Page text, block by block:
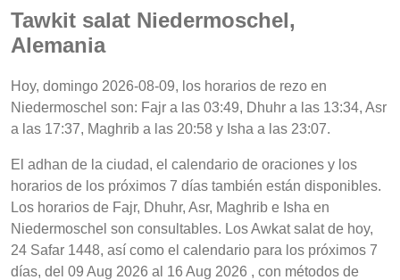
Tawkit salat Niedermoschel,
Alemania
Hoy, domingo 2026-08-09, los horarios de rezo en
Niedermoschel son: Fajr a las 03:49, Dhuhr a las 13:34, Asr
a las 17:37, Maghrib a las 20:58 y Isha a las 23:07.
El adhan de la ciudad, el calendario de oraciones y los
horarios de los próximos 7 días también están disponibles.
Los horarios de Fajr, Dhuhr, Asr, Maghrib e Isha en
Niedermoschel son consultables. Los Awkat salat de hoy,
24 Safar 1448, así como el calendario para los próximos 7
días, del 09 Aug 2026 al 16 Aug 2026 , con métodos de